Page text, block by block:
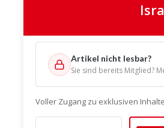
Artikel nicht lesbar?
Sie sind bereits Mitglied?
Voller Zugang zu exklusiven